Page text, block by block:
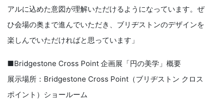
アルに込めた意図が理解いただけるようになっています。ぜ
ひ会場の奥まで進んでいただき、ブリヂストンのデザインを
楽しんでいただければと思っています」
■Bridgestone Cross Point 企画展「円の美学」概要
展示場所：Bridgestone Cross Point（ブリヂストン クロス
ポイント）ショールーム